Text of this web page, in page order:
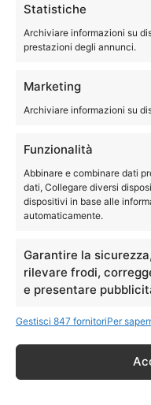
Statistiche
Archiviare informazioni su
prestazioni degli annunci.
Marketing
Archiviare informazioni su
Funzionalità
Abbinare e combinare dati
dati, Collegare diversi
dispositivi in base alle
automaticamente.
Garantire la
rilevare frodi,
e presentare
Gestisci 847 fornitoriPer
Assistenza Rex
con
riparazione,
asciugatrice
Assistenza
Assistenza Rex